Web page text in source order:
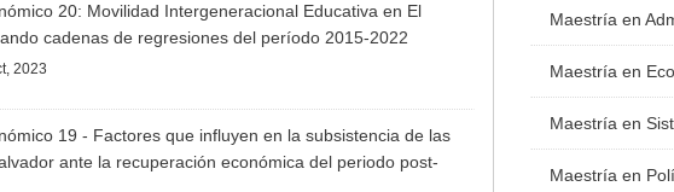
20: Movilidad Intergeneracional Educativa en El
cadenas de regresiones del período 2015-2022
2023
19 - Factores que influyen en la subsistencia de las
ante la recuperación económica del periodo post-
Maestría en
Maestría en
Maestría en
Maestría en